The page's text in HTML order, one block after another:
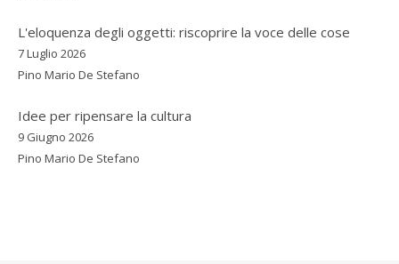
L'eloquenza degli oggetti: riscoprire la voce delle cose
7 Luglio 2026
Pino Mario De Stefano
Idee per ripensare la cultura
9 Giugno 2026
Pino Mario De Stefano